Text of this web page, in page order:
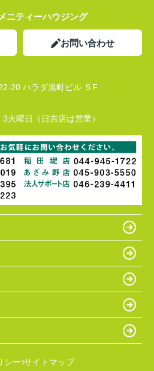
ニティーハウジング
お問い合わせ
20 ハラダ旭町ビル ５F
火曜日（日吉店は営業）
シー サイトマップ